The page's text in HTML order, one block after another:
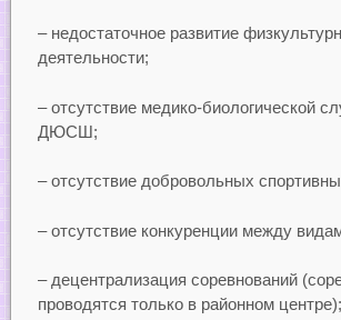
– недостаточное развитие
деятельности;
– отсутствие медико-биологической
ДЮСШ;
– отсутствие добровольных
– отсутствие конкуренции между
– децентрализация соревнований
проводятся только в районном центре);